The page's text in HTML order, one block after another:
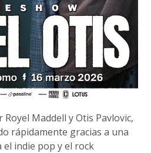
Maddell y Otis Pavlovic,
rápidamente gracias a una
indie pop y el rock